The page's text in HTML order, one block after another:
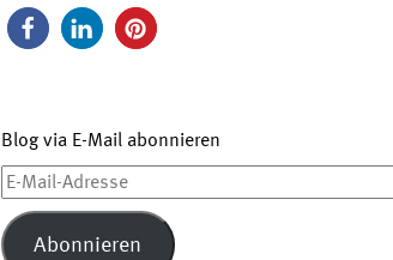
Blog via E-Mail abonnieren
E-
Mail-
Adresse
Abonnieren